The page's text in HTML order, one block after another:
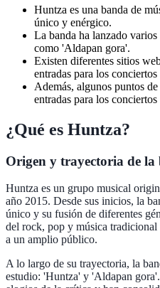
Huntza es una banda de
único y enérgico.
La banda ha lanzado
como 'Aldapan gora'.
Existen diferentes sitios
entradas para los
Además, algunos puntos
entradas para los
¿Qué es Huntza?
Origen y trayectoria de la
Huntza es un grupo musical
año 2015. Desde sus inicios, la
único y su fusión de diferentes
del rock, pop y música
a un amplio público.
A lo largo de su trayectoria, la
estudio: 'Huntza' y 'Aldapan